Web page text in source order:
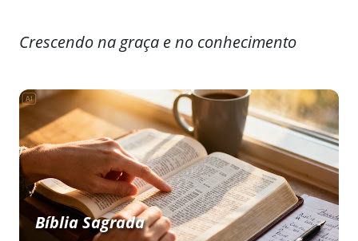
Crescendo na graça e no conhecimento
Bíblia Sagrada